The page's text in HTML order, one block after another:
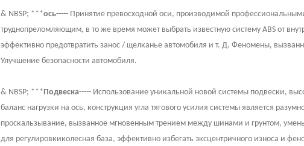
& NBSP; ***ось----- Принятие превосходной оси, производимой
труднопреломляющим, в то же время может выбрать известную систему ABS от
эффективно предотвратить занос / щелканье автомобиля и т. Д. Феномены,
Улучшение безопасности автомобиля.
& NBSP; ***Подвеска----- Использование уникальной новой системы подвески,
баланс нагрузки на ось, конструкция угла тягового усилия системы является
проскальзывание, вызванное мгновенным трением между шинами и грунтом,
для регулировкиколесная база, эффективно избегать эксцентричного износа и